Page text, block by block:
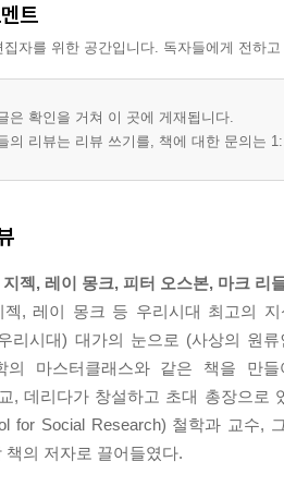
트
집자를 위한 공간입니다. 독자들에게 전하
은 확인을 거쳐 이 곳에 게재됩니다.
의 리뷰는 리뷰 쓰기를, 책에 대한 문의는
지젝, 레이 몽크, 피터 오스본, 마크
젝, 레이 몽크 등 우리시대 최고의
리시대) 대가의 눈으로 (사상의 원
의 마스터클래스와 같은 책을 만
, 데리다가 창설하고 초대 총장으로
for Social Research) 철학과 교수,
책의 저자로 끌어들였다.